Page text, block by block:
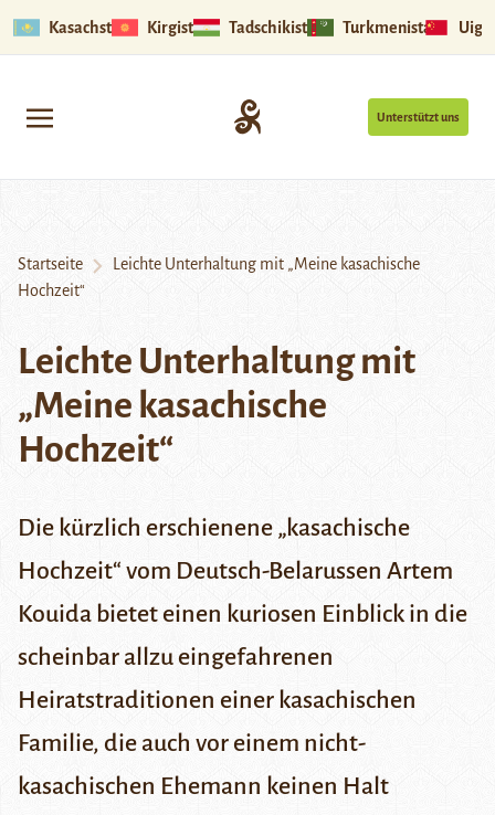
Kasachstan Kirgistan Tadschikistan Turkmenistan
Unterstützt uns
Startseite
Leichte Unterhaltung mit „Meine kasachische
Hochzeit“
Leichte Unterhaltung mit
„Meine kasachische
Hochzeit“
Die kürzlich erschienene „kasachische
Hochzeit“ vom Deutsch-Belarussen Artem
Kouida bietet einen kuriosen Einblick in die
scheinbar allzu eingefahrenen
Heiratstraditionen einer kasachischen
Familie, die auch vor einem nicht-
kasachischen Ehemann keinen Halt